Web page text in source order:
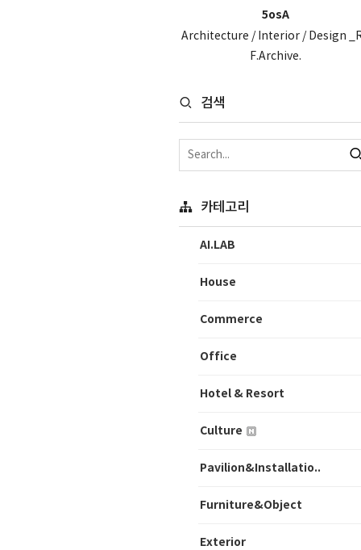
5osA
Architecture / Interior / Design
F.Archive.
검색
카테고리
AI.LAB
House
Commerce
Office
Hotel & Resort
Culture
Pavilion&Installatio..
Furniture&Object
Exterior